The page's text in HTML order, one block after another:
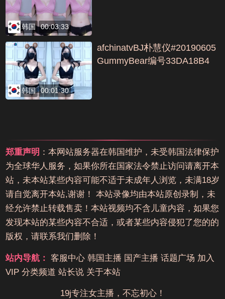
韩国 00:03:33
韩国 00:01:30
afchinatvBJ朴慧仪#20190605
GummyBear编号33DA18B4
郑重声明 ：本网站服务器在韩国维护，未受韩国法律保护
为全球华人服务，如果你所在国家法令禁止访问请离开本
站，未本站某些内容可能不适于未成年人浏览，未满18岁
请自觉离开本站,谢谢！ 本站录像均由本站原创录制，未
经允许禁止转载售卖！本站视频均不含儿童内容，如果您
发现本站的某些内容不合适，或者某些内容侵犯了您的的
版权，请联系我们删除！
站内导航： 客服中心 韩国主播 国产主播 话题广场 加入
VIP 分类频道 站长说 关于本站
19j专注女主播，不忘初心！